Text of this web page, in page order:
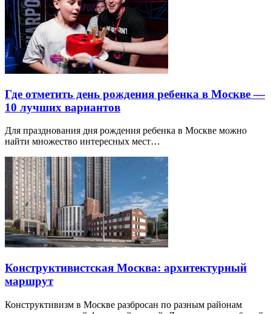
Где отметить день рождения ребенка в Москве —
10 лучших вариантов
Для празднования дня рождения ребенка в Москве можно
найти множество интересных мест…
Конструктивистская Москва: архитектурный
маршрут
Конструктивизм в Москве разбросан по разным районам